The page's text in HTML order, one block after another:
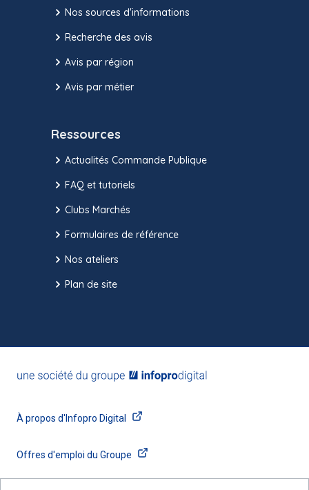
Nos sources d'informations
Recherche des avis
Avis par région
Avis par métier
Ressources
Actualités Commande Publique
FAQ et tutoriels
Clubs Marchés
Formulaires de référence
Nos ateliers
Plan de site